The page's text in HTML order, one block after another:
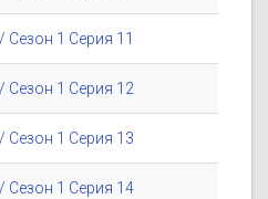
Сезон 1 Серия 11
Сезон 1 Серия 12
Сезон 1 Серия 13
Сезон 1 Серия 14